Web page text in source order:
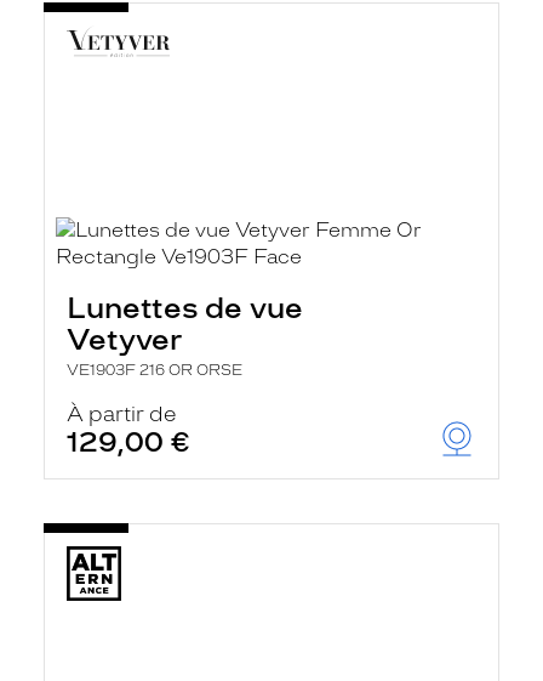
Lunettes de vue
Vetyver
VE1903F 216 OR ORSE
À partir de
129,00 €